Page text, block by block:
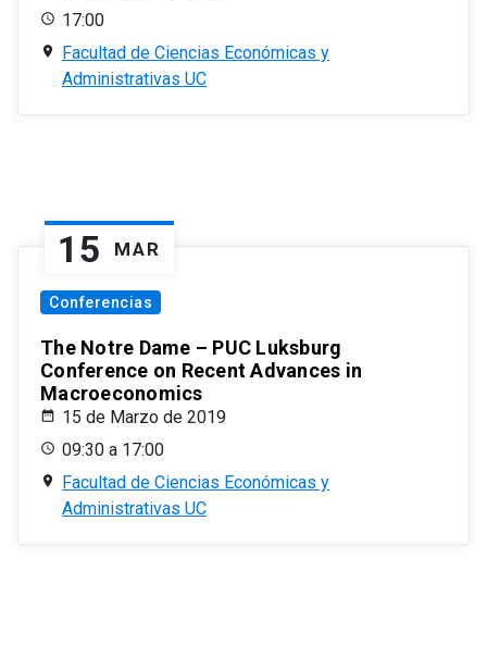
17:00
Facultad de Ciencias Económicas y
Administrativas UC
15 MAR
Conferencias
The Notre Dame – PUC Luksburg
Conference on Recent Advances in
Macroeconomics
15 de Marzo de 2019
09:30 a 17:00
Facultad de Ciencias Económicas y
Administrativas UC